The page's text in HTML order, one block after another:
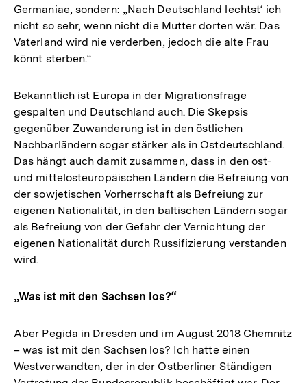
Germaniae, sondern: „Nach Deutschland lechtst‘ ich
nicht so sehr, wenn nicht die Mutter dorten wär. Das
Vaterland wird nie verderben, jedoch die alte Frau
könnt sterben.“
Bekanntlich ist Europa in der Migrationsfrage
gespalten und Deutschland auch. Die Skepsis
gegenüber Zuwanderung ist in den östlichen
Nachbarländern sogar stärker als in Ostdeutschland.
Das hängt auch damit zusammen, dass in den ost-
und mittelosteuropäischen Ländern die Befreiung von
der sowjetischen Vorherrschaft als Befreiung zur
eigenen Nationalität, in den baltischen Ländern sogar
als Befreiung von der Gefahr der Vernichtung der
eigenen Nationalität durch Russifizierung verstanden
wird.
„Was ist mit den Sachsen los?“
Aber Pegida in Dresden und im August 2018 Chemnitz
– was ist mit den Sachsen los? Ich hatte einen
Westverwandten, der in der Ostberliner Ständigen